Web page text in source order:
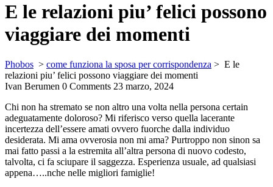
E le relazioni piu’ felici possono
viaggiare dei momenti
Phobos > come funziona la sposa per corrispondenza > E le
relazioni piu’ felici possono viaggiare dei momenti
Ivan Berumen 0 Comments 23 marzo, 2024
Chi non ha stremato se non altro una volta nella persona certain
adeguatamente doloroso? Mi riferisco verso quella lacerante
incertezza dell’essere amati ovvero fuorche dalla individuo
desiderata. Mi ama ovverosia non mi ama? Purtroppo non sinon sa
mai fatto passi a la estremita all’altra persona di nuovo codesto,
talvolta, ci fa sciupare il saggezza. Esperienza usuale, ad qualsiasi
appena…..nche nelle migliori famiglie!